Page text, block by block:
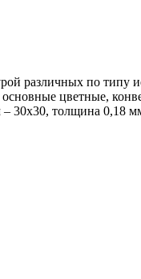
различных по типу
цветные,
30x30, толщина 0,18